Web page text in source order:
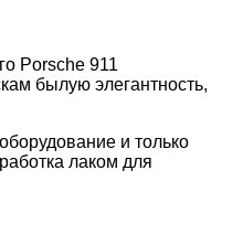
Porsche 911
былую элегантность,
и только
лаком для